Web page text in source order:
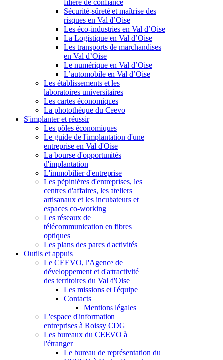
filière de confiance
Sécurité-sûreté et maîtrise des
risques en Val d’Oise
Les éco-industries en Val d’Oise
La Logistique en Val d’Oise
Les transports de marchandises
en Val d’Oise
Le numérique en Val d’Oise
L’automobile en Val d’Oise
Les établissements et les
laboratoires universitaires
Les cartes économiques
La photothèque du Ceevo
S'implanter et réussir
Les pôles économiques
Le guide de l'implantation d'une
entreprise en Val d'Oise
La bourse d'opportunités
d'implantation
L'immobilier d'entreprise
Les pépinières d'entreprises, les
centres d'affaires, les ateliers
artisanaux et les incubateurs et
espaces co-working
Les réseaux de
télécommunication en fibres
optiques
Les plans des parcs d'activités
Outils et appuis
Le CEEVO, l'Agence de
développement et d'attractivité
des territoires du Val d'Oise
Les missions et l'équipe
Contacts
Mentions légales
L'espace d'information
entreprises à Roissy CDG
Les bureaux du CEEVO à
l'étranger
Le bureau de représentation du